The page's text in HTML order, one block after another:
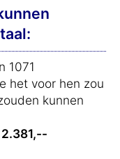
1071
het voor hen zou
kunnen